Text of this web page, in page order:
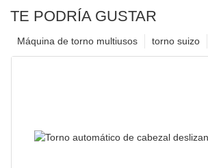
TE PODRÍA GUSTAR
torno suizo
Máquina de torno multiusos